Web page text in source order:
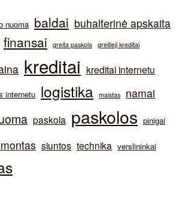
nuoma baldai buhalterinė apskaita
finansai greita paskola greitieji kreditai
kreditai kreditai internetu
internetu logistika maistas
namai
paskola paskolos pinigai
siuntos technika verslininkai